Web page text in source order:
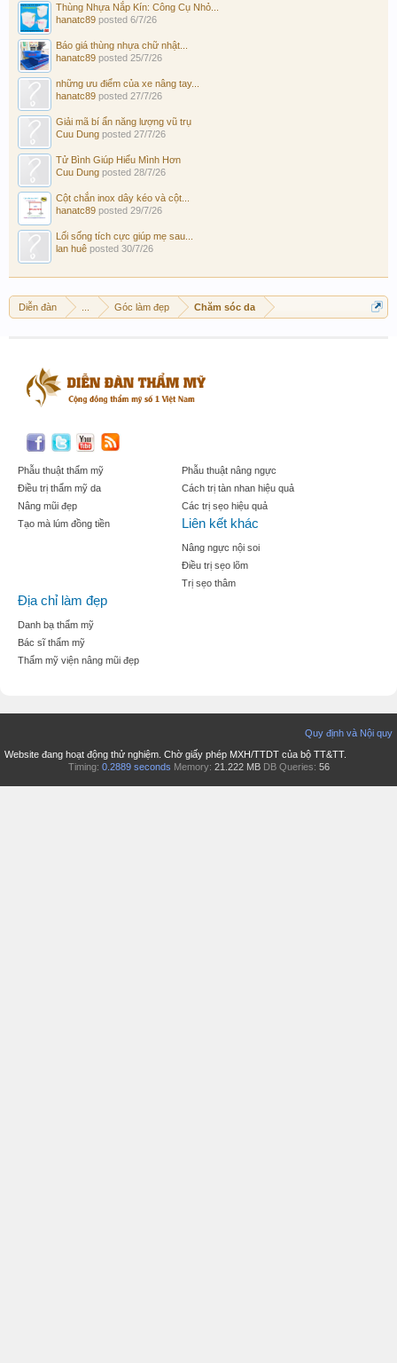
Thùng Nhựa Nắp Kín: Công Cụ Nhỏ...
hanatc89 posted 6/7/26
Báo giá thùng nhựa chữ nhật...
hanatc89 posted 25/7/26
những ưu điểm của xe nâng tay...
hanatc89 posted 27/7/26
Giải mã bí ẩn năng lượng vũ trụ
Cuu Dung posted 27/7/26
Tử Bình Giúp Hiểu Mình Hơn
Cuu Dung posted 28/7/26
Cột chắn inox dây kéo và cột...
hanatc89 posted 29/7/26
Lối sống tích cực giúp mẹ sau...
lan huê posted 30/7/26
Diễn đàn Góc làm đẹp Chăm sóc da
Phẫu thuật thẩm mỹ
Điều trị thẩm mỹ da
Nâng mũi đẹp
Tạo mà lúm đồng tiền
Phẫu thuật nâng ngực
Cách trị tàn nhan hiệu quả
Các trị sẹo hiệu quả
Liên kết khác
Nâng ngực nội soi
Điều trị sẹo lõm
Trị sẹo thâm
Địa chỉ làm đẹp
Danh bạ thẩm mỹ
Bác sĩ thẩm mỹ
Thẩm mỹ viện nâng mũi đẹp
Quy định và Nội quy
Website đang hoạt động thử nghiệm. Chờ giấy phép MXH/TTDT của bộ TT&TT.
Timing: 0.2889 seconds Memory: 21.222 MB DB Queries: 56